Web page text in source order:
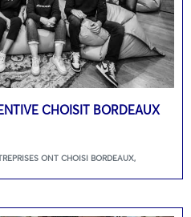
CHOISIT BORDEAUX
ONT CHOISI BORDEAUX,